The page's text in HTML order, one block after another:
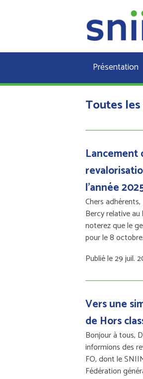
Présentation
Toutes
Lancement
l'année
Chers
Bercy relative
noterez que le
pour le 8
Publié le 29 juil.
Vers une
de Hors
Bonjour à tous,
informions des
FO, dont le
Fédération